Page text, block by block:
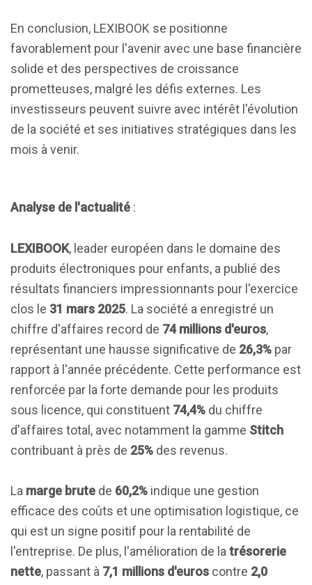
En conclusion, LEXIBOOK se positionne
favorablement pour l'avenir avec une base financière
solide et des perspectives de croissance
prometteuses, malgré les défis externes. Les
investisseurs peuvent suivre avec intérêt l'évolution
de la société et ses initiatives stratégiques dans les
mois à venir.
Analyse de l'actualité :
LEXIBOOK, leader européen dans le domaine des
produits électroniques pour enfants, a publié des
résultats financiers impressionnants pour l'exercice
clos le 31 mars 2025. La société a enregistré un
chiffre d'affaires record de 74 millions d'euros,
représentant une hausse significative de 26,3% par
rapport à l'année précédente. Cette performance est
renforcée par la forte demande pour les produits
sous licence, qui constituent 74,4% du chiffre
d'affaires total, avec notamment la gamme Stitch
contribuant à près de 25% des revenus.
La marge brute de 60,2% indique une gestion
efficace des coûts et une optimisation logistique, ce
qui est un signe positif pour la rentabilité de
l'entreprise. De plus, l'amélioration de la trésorerie
nette, passant à 7,1 millions d'euros contre 2,0